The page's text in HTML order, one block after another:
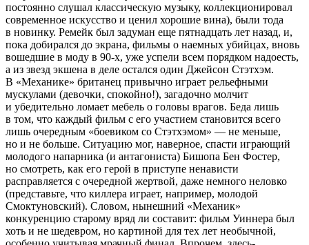
постоянно слушал классическую музыку, коллекционировал
современное искусство и ценил хорошие вина), были тода
в новинку. Ремейк был задуман еще пятнадцать лет назад, и,
пока добирался до экрана, фильмы о наемных убийцах, вновь
вошедшие в моду в 90-х, уже успели всем порядком надоесть,
а из звезд экшена в деле остался один Джейсон Стэтхэм.
В «Механике» британец привычно играет рельефными
мускулами (девочки, спокойно!), загадочно молчит
и убедительно ломает мебель о головы врагов. Беда лишь
в том, что каждый фильм с его участием становится всего
лишь очередным «боевиком со Стэтхэмом» — не меньше,
но и не больше. Ситуацию мог, наверное, спасти играющий
молодого напарника (и антагониста) Бишопа Бен Фостер,
но смотреть, как его герой в приступе ненависти
расправляется с очередной жертвой, даже немного неловко
(представьте, что киллера играет, например, молодой
Смоктуновский). Словом, нынешний «Механик»
конкуренцию старому вряд ли составит: фильм Уиннера был
хоть и не шедевром, но картиной для тех лет необычной,